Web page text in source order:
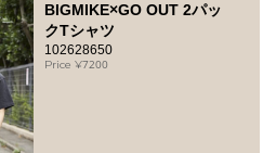
BIGMIKE×GO OUT 2パッ
クTシャツ
102628650
7200